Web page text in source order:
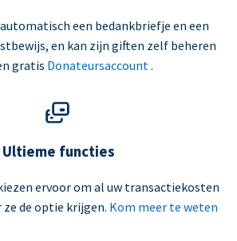
een bedankbriefje en een
en kan zijn giften zelf beheren
gratis Donateursaccount .
Ultieme functies
ervoor om al uw transactiekosten
de optie krijgen. Kom meer te weten